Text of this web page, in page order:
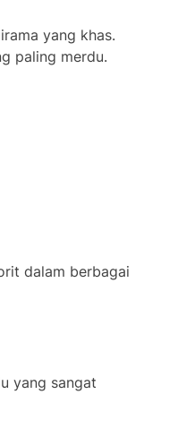
yang khas.
paling merdu.
dalam berbagai
yang sangat